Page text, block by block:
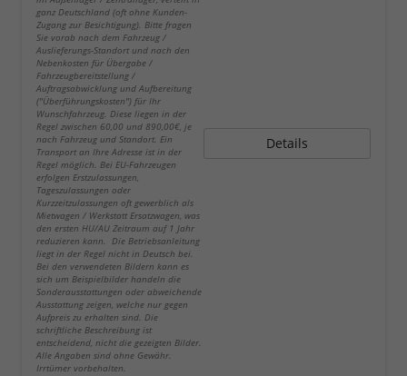
ganz Deutschland (oft ohne Kunden-
Zugang zur Besichtigung). Bitte fragen
Sie vorab nach dem Fahrzeug /
Auslieferungs-Standort und nach den
Nebenkosten für Übergabe /
Fahrzeugbereitstellung /
Auftragsabwicklung und Aufbereitung
("Überführungskosten") für Ihr
Wunschfahrzeug. Diese liegen in der
Regel zwischen 60,00 und 890,00€, je
nach Fahrzeug und Standort. Ein
Transport an Ihre Adresse ist in der
Regel möglich. Bei EU-Fahrzeugen
erfolgen Erstzulassungen,
Tageszulassungen oder
Kurzzeitzulassungen oft gewerblich als
Mietwagen / Werkstatt Ersatzwagen, was
den ersten HU/AU Zeitraum auf 1 Jahr
reduzieren kann. Die Betriebsanleitung
liegt in der Regel nicht in Deutsch bei.
Bei den verwendeten Bildern kann es
sich um Beispielbilder handeln die
Sonderausstattungen oder abweichende
Ausstattung zeigen, welche nur gegen
Aufpreis zu erhalten sind. Die
schriftliche Beschreibung ist
entscheidend, nicht die gezeigten Bilder.
Alle Angaben sind ohne Gewähr.
Irrtümer vorbehalten.
Details